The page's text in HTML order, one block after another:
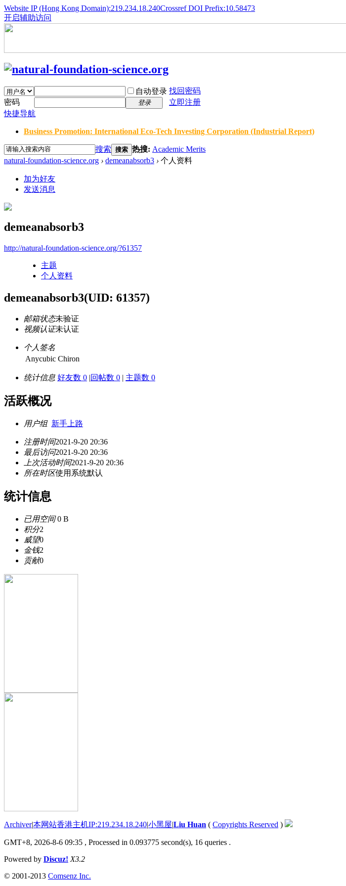
Website IP (Hong Kong Domain):219.234.18.240Crossref DOI Prefix:10.58473
开启辅助访问
自动登录 找回密码
密码
登录
立即注册
快捷导航
Business Promotion: International Eco-Tech Investing Corporation (Industrial Report)
搜索 搜索 热搜: Academic Merits
natural-foundation-science.org › demeanabsorb3 › 个人资料
加为好友
发送消息
demeanabsorb3
http://natural-foundation-science.org/?61357
主题
个人资料
demeanabsorb3(UID: 61357)
邮箱状态未验证
视频认证未认证
个人签名
Anycubic Chiron
统计信息 好友数 0 |回帖数 0 | 主题数 0
活跃概况
用户组 新手上路
注册时间2021-9-20 20:36
最后访问2021-9-20 20:36
上次活动时间2021-9-20 20:36
所在时区使用系统默认
统计信息
已用空间0 B
积分2
威望0
金钱2
贡献0
Archiver|本网站香港主机IP:219.234.18.240|小黑屋|Liu Huan ( Copyrights Reserved )
GMT+8, 2026-8-6 09:35 , Processed in 0.093775 second(s), 16 queries .
Powered by Discuz! X3.2
© 2001-2013 Comsenz Inc.